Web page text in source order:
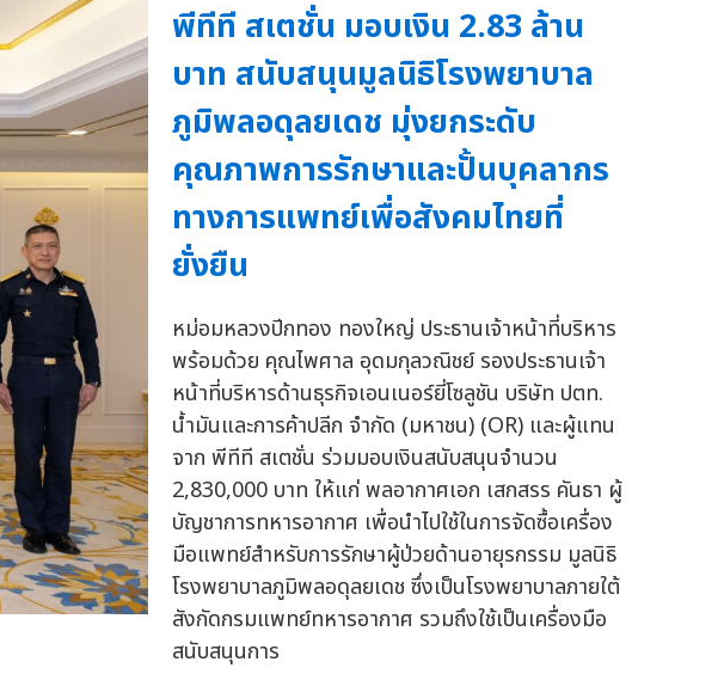
พีทีที สเตชั่น มอบเงิน 2.83 ล้าน
บาท สนับสนุนมูลนิธิโรงพยาบาล
ภูมิพลอดุลยเดช มุ่งยกระดับ
คุณภาพการรักษาและปั้นบุคลากร
ทางการแพทย์เพื่อสังคมไทยที่
ยั่งยืน
หม่อมหลวงปีกทอง ทองใหญ่ ประธานเจ้าหน้าที่บริหาร
พร้อมด้วย คุณไพศาล อุดมกุลวณิชย์ รองประธานเจ้า
หน้าที่บริหารด้านธุรกิจเอนเนอร์ยี่โซลูชัน บริษัท ปตท.
น้ำมันและการค้าปลีก จำกัด (มหาชน) (OR) และผู้แทน
จาก พีทีที สเตชั่น ร่วมมอบเงินสนับสนุนจำนวน
2,830,000 บาท ให้แก่ พลอากาศเอก เสกสรร คันธา ผู้
บัญชาการทหารอากาศ เพื่อนำไปใช้ในการจัดซื้อเครื่อง
มือแพทย์สำหรับการรักษาผู้ป่วยด้านอายุรกรรม มูลนิธิ
โรงพยาบาลภูมิพลอดุลยเดช ซึ่งเป็นโรงพยาบาลภายใต้
สังกัดกรมแพทย์ทหารอากาศ รวมถึงใช้เป็นเครื่องมือ
สนับสนุนการ